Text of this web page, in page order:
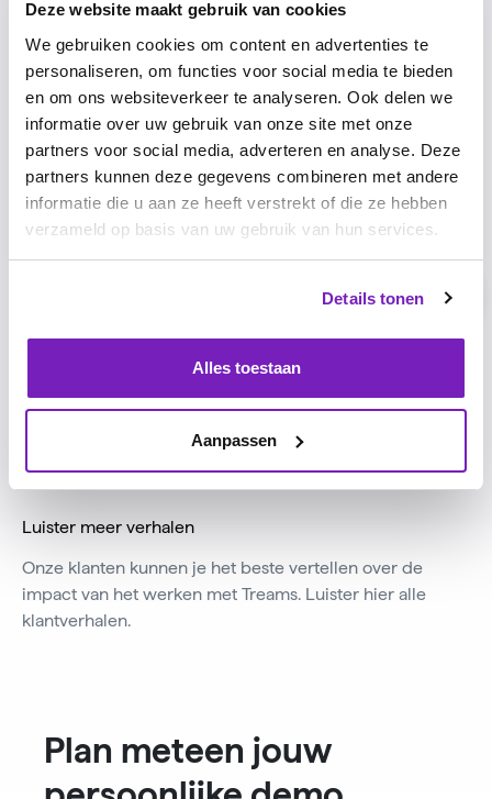
Deze website maakt gebruik van cookies
We gebruiken cookies om content en advertenties te
personaliseren, om functies voor social media te bieden
en om ons websiteverkeer te analyseren. Ook delen we
informatie over uw gebruik van onze site met onze
partners voor social media, adverteren en analyse. Deze
partners kunnen deze gegevens combineren met andere
informatie die u aan ze heeft verstrekt of die ze hebben
verzameld op basis van uw gebruik van hun services.
Details tonen
Alles toestaan
Aanpassen
Luister meer verhalen
Onze klanten kunnen je het beste vertellen over de
impact van het werken met Treams. Luister hier alle
klantverhalen.
ICT
Elske de Kok
Plan meteen jouw